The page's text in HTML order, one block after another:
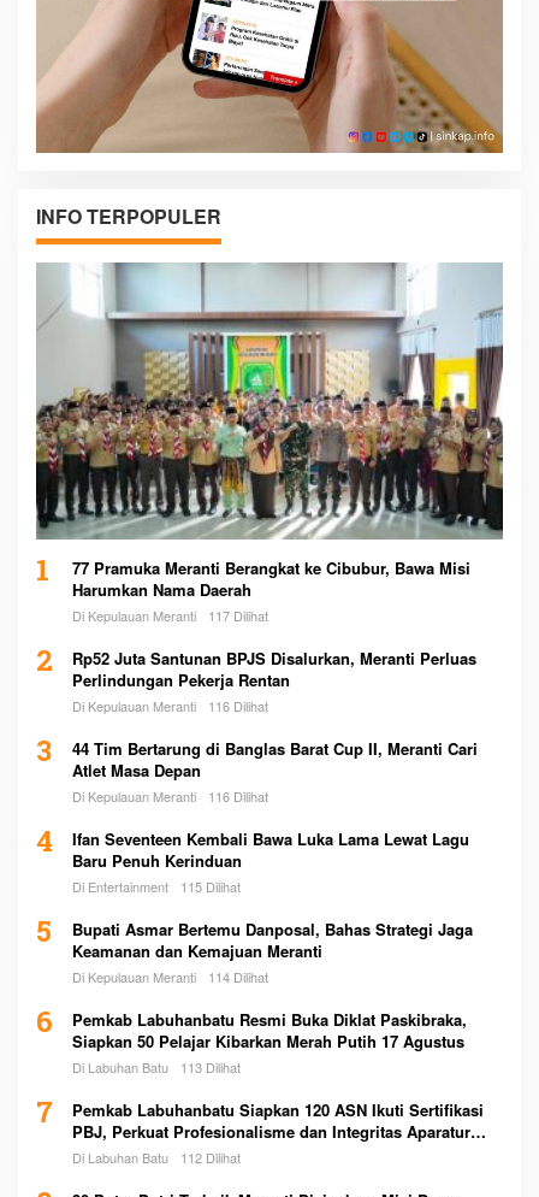
INFO TERPOPULER
1
77 Pramuka Meranti Berangkat ke Cibubur, Bawa Misi
Harumkan Nama Daerah
Di Kepulauan Meranti 117 Dilihat
2
Rp52 Juta Santunan BPJS Disalurkan, Meranti Perluas
Perlindungan Pekerja Rentan
Di Kepulauan Meranti 116 Dilihat
3
44 Tim Bertarung di Banglas Barat Cup II, Meranti Cari
Atlet Masa Depan
Di Kepulauan Meranti 116 Dilihat
4
Ifan Seventeen Kembali Bawa Luka Lama Lewat Lagu
Baru Penuh Kerinduan
Di Entertainment 115 Dilihat
5
Bupati Asmar Bertemu Danposal, Bahas Strategi Jaga
Keamanan dan Kemajuan Meranti
Di Kepulauan Meranti 114 Dilihat
6
Pemkab Labuhanbatu Resmi Buka Diklat Paskibraka,
Siapkan 50 Pelajar Kibarkan Merah Putih 17 Agustus
Di Labuhan Batu 113 Dilihat
7
Pemkab Labuhanbatu Siapkan 120 ASN Ikuti Sertifikasi
PBJ, Perkuat Profesionalisme dan Integritas Aparatur
Pemerintah
Di Labuhan Batu 112 Dilihat